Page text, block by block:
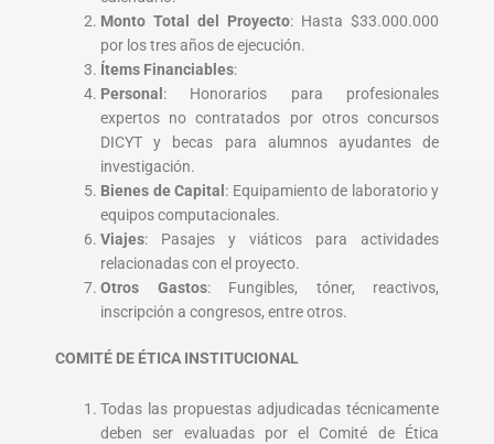
Monto Total del Proyecto: Hasta $33.000.000
por los tres años de ejecución.
Ítems Financiables:
Personal : Honorarios para profesionales
expertos no contratados por otros concursos
DICYT y becas para alumnos ayudantes de
investigación.
Bienes de Capital : Equipamiento de laboratorio y
equipos computacionales.
Viajes: Pasajes y viáticos para actividades
relacionadas con el proyecto.
Otros Gastos: Fungibles, tóner, reactivos,
inscripción a congresos, entre otros.
COMITÉ DE ÉTICA INSTITUCIONAL
Todas las propuestas adjudicadas técnicamente
deben ser evaluadas por el Comité de Ética